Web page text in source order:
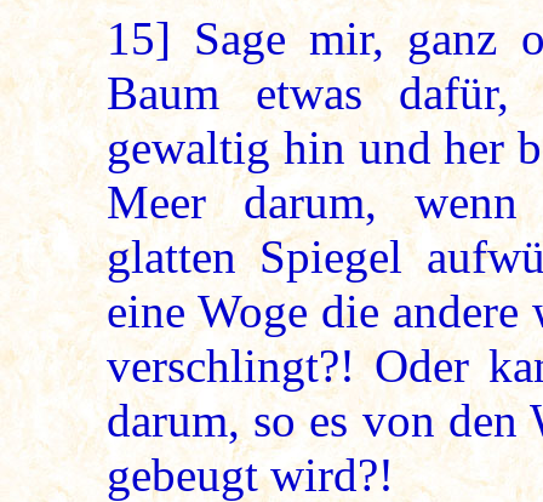
15] Sage mir, ganz
Baum etwas
gewaltig hin und her
Meer darum,
glatten Spiegel
eine Woge die
verschlingt?! Oder
darum, so es von den
gebeugt wird?!